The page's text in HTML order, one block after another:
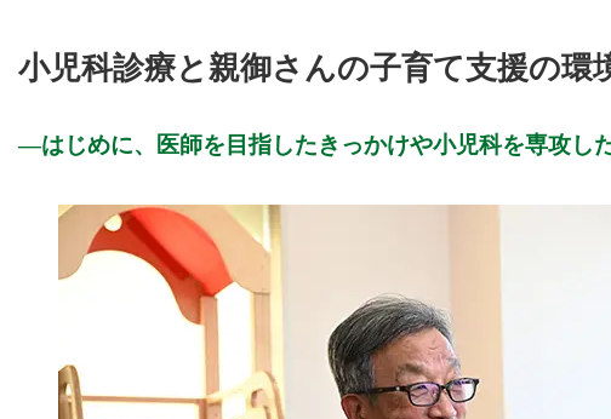
小児科診療と親御さんの子育て支援の環
はじめに、医師を目指したきっかけや小児科を専攻し